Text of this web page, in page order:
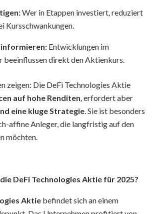
Wer in Etappen investiert, reduziert
Kursschwankungen.
informieren: Entwicklungen im
direkt den Aktienkurs.
zeigen: Die DeFi Technologies Aktie
auf hohe Renditen , erfordert aber
eine kluge Strategie . Sie ist besonders
affine Anleger, die langfristig auf den
möchten.
DeFi Technologies Aktie für 2025?
Aktie befindet sich an einem